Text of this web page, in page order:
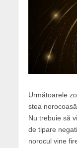
Următoarele
stea
Nu trebuie să
de tipare
norocul vine